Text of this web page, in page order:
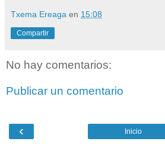
Txema Ereaga en 15:08
Compartir
No hay comentarios:
Publicar un comentario
‹ Inicio